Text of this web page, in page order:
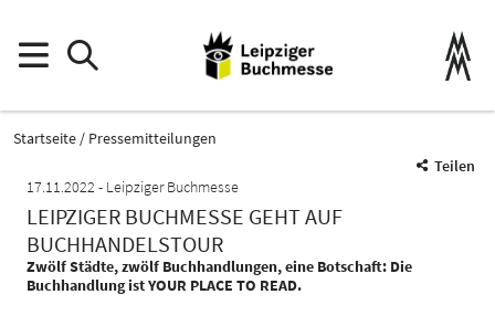
Startseite
Pressemitteilungen
Teilen
17.11.2022
Leipziger Buchmesse
LEIPZIGER BUCHMESSE GEHT AUF
BUCHHANDELSTOUR
Zwölf Städte, zwölf Buchhandlungen, eine Botschaft: Die
Buchhandlung ist YOUR PLACE TO READ.